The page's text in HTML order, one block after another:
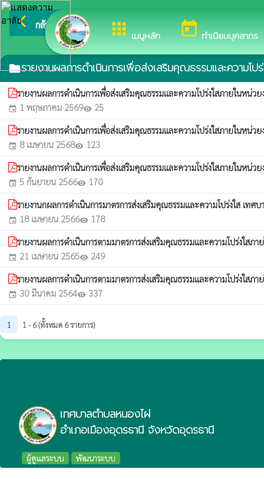
apps เมนูหลัก today ทำเนียบบุคลากร
arrow_back_ios กลับเมนูหลัก ยินดีต้อนรับสู่เว็บไซต์ของ
folderรายงานผลการดำเนินการเพื่อส่งเสริมคุณธรรมและความโป
รายงานผลการดำเนินการเพื่อส่งเสริมคุณธรรมและความโปร่งใสภายในหน่
event 1 พฤษภาคม 2569visibility 25
รายงานผลการดำเนินการเพื่อส่งเสริมคุณธรรมและความโปร่งใสภายในหน่
event 8 เมษายน 2568visibility 123
รายงานผลการดำเนินการเพื่อส่งเสริมคุณธรรมและความโปร่งใสภายในหน่
event 5 กันยายน 2566visibility 170
รายงานกผลการดำเนินการมาตรการส่งเสริมคุณธรรมและความโปร่งใส เ
event 18 เมษายน 2566visibility 178
รายงานผลการดำเนินการตามมาตรการส่งเสริมคุณธรรมและความโปร่งใสภ
event 21 เมษายน 2565visibility 249
รายงานผลการดำเนินการตามมาตรการส่งเสริมคุณธรรมและความโปร่งใสภ
event 30 มีนาคม 2564visibility 337
1 1 - 6 (ทั้งหมด 6 รายการ)
เทศบาลตำบลหนองไผ่
อำเภอเมืองอุดรธานี จังหวัดอุดรธานี
ผู้ดูแลระบบ พัฒนาระบบ